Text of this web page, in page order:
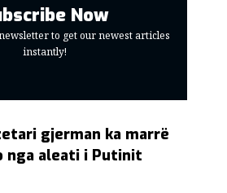
Now
to get our newest articles
instantly!
gjerman ka marrë
nga aleati i Putinit